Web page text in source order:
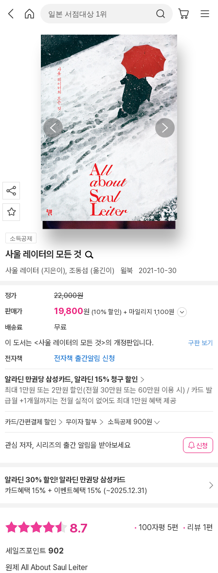
소득공제
사울 레이터의 모든 것
사울 레이터 (지은이), 조동섭 (옮긴이) 윌북 2021-10-30
정가 22,000원
판매가 19,800원 (10% 할인) + 마일리지 1,100원
배송료
무료
이 도서는 <사울 레이터의 모든 것>의 개정판입니다. 구판 보기
전자책 전자책 출간알림 신청
알라딘 만권당 삼성카드, 알라딘 15% 청구 할인
최대 1만원 또는 2만원 할인(전월 30만원 또는 60만원 이용 시) / 카드 발
급월 +1개월까지는 전월 실적이 없어도 최대 1만원 혜택 제공
카드/간편결제 할인 무이자 할부 소득공제 900원
관심 저자, 시리즈의 출간 알림을 받아보세요 신청
알라딘 30% 할인! 알라딘 만권당 삼성카드
카드혜택 15% + 이벤트혜택 15% (~2025.12.31)
8.7 100자평 5편 리뷰 1편
세일즈포인트 902
원제 All About Saul Leiter